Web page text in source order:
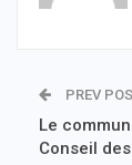
PREV
Le
Conseil